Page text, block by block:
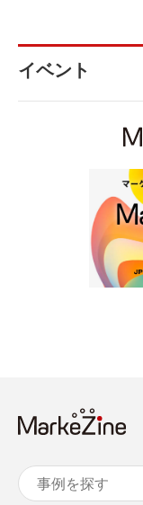
イベント